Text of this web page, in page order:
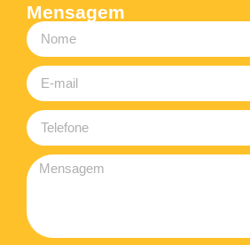
Mensagem